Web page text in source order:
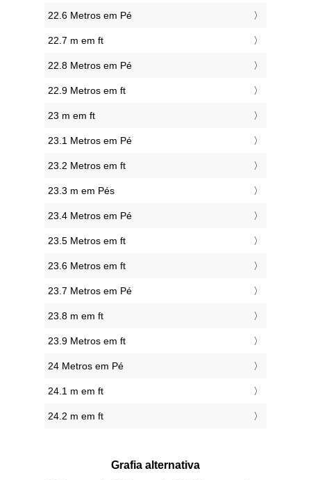
22.6 Metros em Pé
22.7 m em ft
22.8 Metros em Pé
22.9 Metros em ft
23 m em ft
23.1 Metros em Pé
23.2 Metros em ft
23.3 m em Pés
23.4 Metros em Pé
23.5 Metros em ft
23.6 Metros em ft
23.7 Metros em Pé
23.8 m em ft
23.9 Metros em ft
24 Metros em Pé
24.1 m em ft
24.2 m em ft
Grafia alternativa